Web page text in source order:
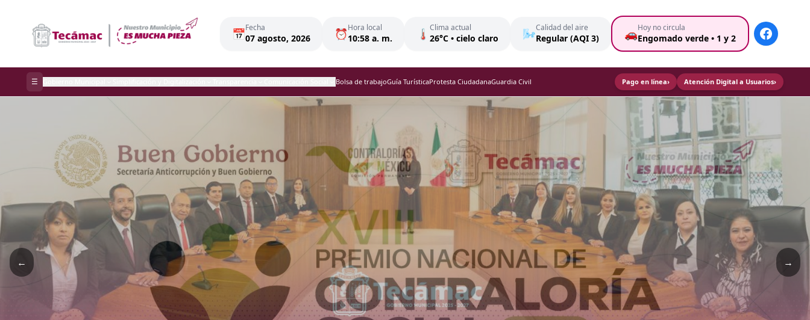
📅Fecha
07 agosto, 2026 ⏰Hora local
10:58 a. m. 🌡️ Clima actual
26°C • cielo claro 🌬️Calidad del aire
Regular (AQI 3) 🚗Hoy no circula
Engomado verde • 1 y 2
☰ Bolsa de trabajoGuía TurísticaProtesta CiudadanaGuardia Civil Pago en línea› Atención Digital a Usuarios›
← →